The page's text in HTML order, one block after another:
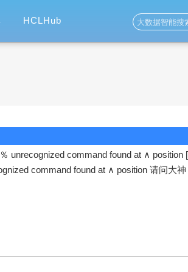
HCLHub
unrecognized command found at ∧ position
command found at ∧ position 请问大神